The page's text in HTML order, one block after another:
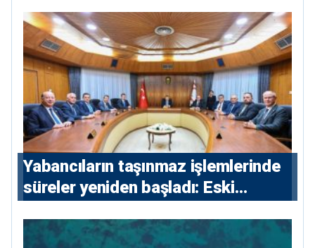
Yabancıların taşınmaz işlemlerinde
süreler yeniden başladı: Eski
konutlara 36 ay